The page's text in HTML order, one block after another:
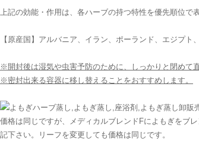
上記の効能・作用は、各ハーブの持つ特性を優先順位で
【原産国】アルバニア、イラン、ポーランド、エジプト
※開封後は湿気や虫害予防のために、しっかりと閉めて
※密封出来る容器に移し替えることをおすすめします。
価格は同じですが、メディカルブレンドFによもぎをブ
記下さい。リーフを変更しても価格は同じです。